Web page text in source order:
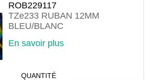
ROB229117
TZe233 RUBAN 12MM
BLEU/BLANC
En savoir plus
QUANTITÉ